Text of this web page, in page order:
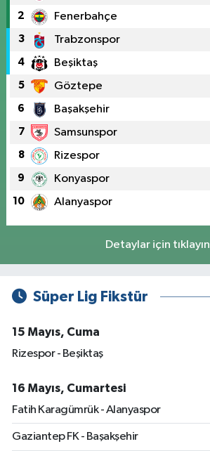
2 Fenerbahçe
3 Trabzonspor
4 Beşiktaş
5 Göztepe
6 Başakşehir
7 Samsunspor
8 Rizespor
9 Konyaspor
10 Alanyaspor
Detaylar için tıklayın
Süper Lig Fikstür
15 Mayıs, Cuma
Rizespor - Beşiktaş
16 Mayıs, Cumartesi
Fatih Karagümrük - Alanyaspor
Gaziantep FK - Başakşehir